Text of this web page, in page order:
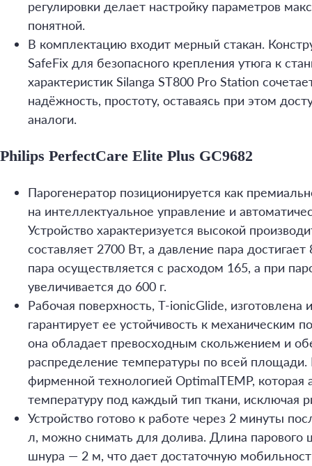
регулировки делает настройку параметров
понятной.
В комплектацию входит мерный стакан.
SafeFix для безопасного крепления утюга к
характеристик Silanga ST800 Pro Station
надёжность, простоту, оставаясь при этом
аналоги.
Philips PerfectCare Elite Plus GC9682
Парогенератор позиционируется как
на интеллектуальное управление и
Устройство характеризуется высокой
составляет 2700 Вт, а давление пара
пара осуществляется с расходом 165, а при
увеличивается до 600 г.
Рабочая поверхность, T-ionicGlide,
гарантирует ее устойчивость к механическим
она обладает превосходным скольжением и
распределение температуры по всей
фирменной технологией OptimalTEMP, которая
температуру под каждый тип ткани, исключая
Устройство готово к работе через 2 минуты
л, можно снимать для долива. Длина парового
шнура — 2 м, что дает достаточную